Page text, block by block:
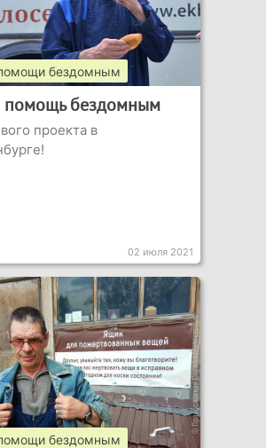
бездомным
помощь бездомным
проекта в
02 июля 2021
бездомным